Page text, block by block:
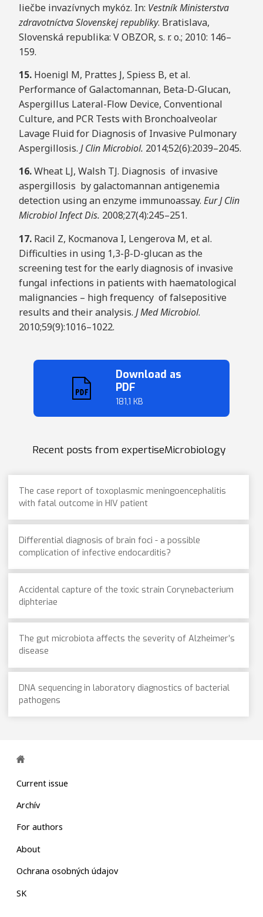
liečbe invazívnych mykóz. In: Vestník Ministerstva
zdravotníctva Slovenskejrepubliky. Bratislava,
Slovenská republika: V OBZOR, s. r. o.; 2010: 146–
159.
15. Hoenigl M, Prattes J, Spiess B, et al.
Performance of Galactomannan, Beta-D-Glucan,
Aspergillus Lateral-Flow Device, Conventional
Culture, and PCR Tests with Bronchoalveolar
Lavage Fluid for Diagnosis of Invasive Pulmonary
Aspergillosis. J Clin Microbiol. 2014;52(6):2039–2045.
16.Wheat LJ, Walsh TJ. Diagnosis of invasive
aspergillosis by galactomannan antigenemia
detection using an enzyme immunoassay. EurJ Clin
Microbiol Infect Dis. 2008;27(4):245–251.
17. Racil Z, Kocmanova I, Lengerova M, et al.
Difficulties in using 1,3-β-D-glucan as the
screening test for the early diagnosis of invasive
fungal infections in patients with haematological
malignancies – high frequency of falsepositive
results and their analysis. J Med Microbiol.
2010;59(9):1016–1022.
Download as
PDF
181,1 KB
Recent posts from expertiseMicrobiology
The case report of toxoplasmic meningoencephalitis
with fatal outcome in HIV patient
Differential diagnosis of brain foci - a possible
complication of infective endocarditis?
Accidental capture of the toxic strain Corynebacterium
diphteriae
The gut microbiota affects the severity of Alzheimer’s
disease
DNA sequencing in laboratory diagnostics of bacterial
pathogens
Current issue
Archív
For authors
About
Ochrana osobných údajov
SK